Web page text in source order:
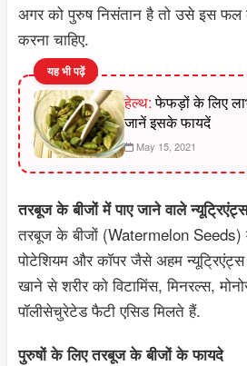
अगर को पुरुष निसंतान है तो उसे इस
करना चाहिए.
यह भी पढ़ें
हेल्थ:फेफड़ों के लिए
जानें इसके फायदें
May 15, 2021
तरबूज के बीजों में पाए जाने वाले न्यूट्रिएंट्स
तरबूज के बीजों (Watermelon Seeds)
पोटेशियम और कॉपर जैसे अहम न्यूट्रिएंट्स
खाने से शरीर को विटामिंस, मिनरल्स,
पॉलीसेचुरेटेड फैटी एसिड मिलते हैं.
पुरुषों के लिए तरबूज के बीजों के फायदे